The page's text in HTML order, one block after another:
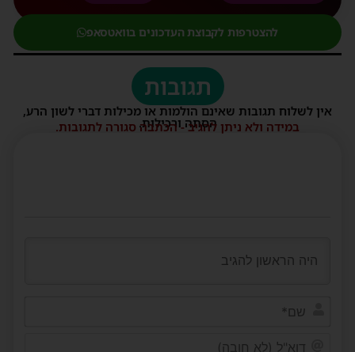
להצטרפות לקבוצת העדכונים בוואטסאפ
תגובות
אין לשלוח תגובות שאינם הולמות או מכילות דברי לשון הרע,
הסתה ורכילות.
במידה ולא ניתן להגיב - הכתבה סגורה לתגובות.